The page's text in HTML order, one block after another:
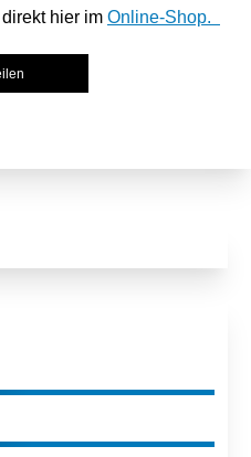
hier im Online-Shop.